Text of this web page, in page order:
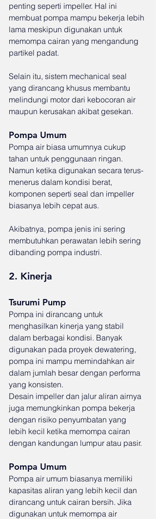
penting seperti impeller. Hal ini
membuat pompa mampu bekerja lebih
lama meskipun digunakan untuk
memompa cairan yang mengandung
partikel padat.
Selain itu, sistem mechanical seal
yang dirancang khusus membantu
melindungi motor dari kebocoran air
maupun kerusakan akibat gesekan.
Pompa Umum
Pompa air biasa umumnya cukup
tahan untuk penggunaan ringan.
Namun ketika digunakan secara terus-
menerus dalam kondisi berat,
komponen seperti seal dan impeller
biasanya lebih cepat aus.
Akibatnya, pompa jenis ini sering
membutuhkan perawatan lebih sering
dibanding pompa industri.
2. Kinerja
Tsurumi Pump
Pompa ini dirancang untuk
menghasilkan kinerja yang stabil
dalam berbagai kondisi. Banyak
digunakan pada proyek dewatering,
pompa ini mampu memindahkan air
dalam jumlah besar dengan performa
yang konsisten.
Desain impeller dan jalur aliran airnya
juga memungkinkan pompa bekerja
dengan risiko penyumbatan yang
lebih kecil ketika memompa cairan
dengan kandungan lumpur atau pasir.
Pompa Umum
Pompa air umum biasanya memiliki
kapasitas aliran yang lebih kecil dan
dirancang untuk cairan bersih. Jika
digunakan untuk memompa air